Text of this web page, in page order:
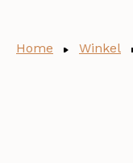
Home Winkel